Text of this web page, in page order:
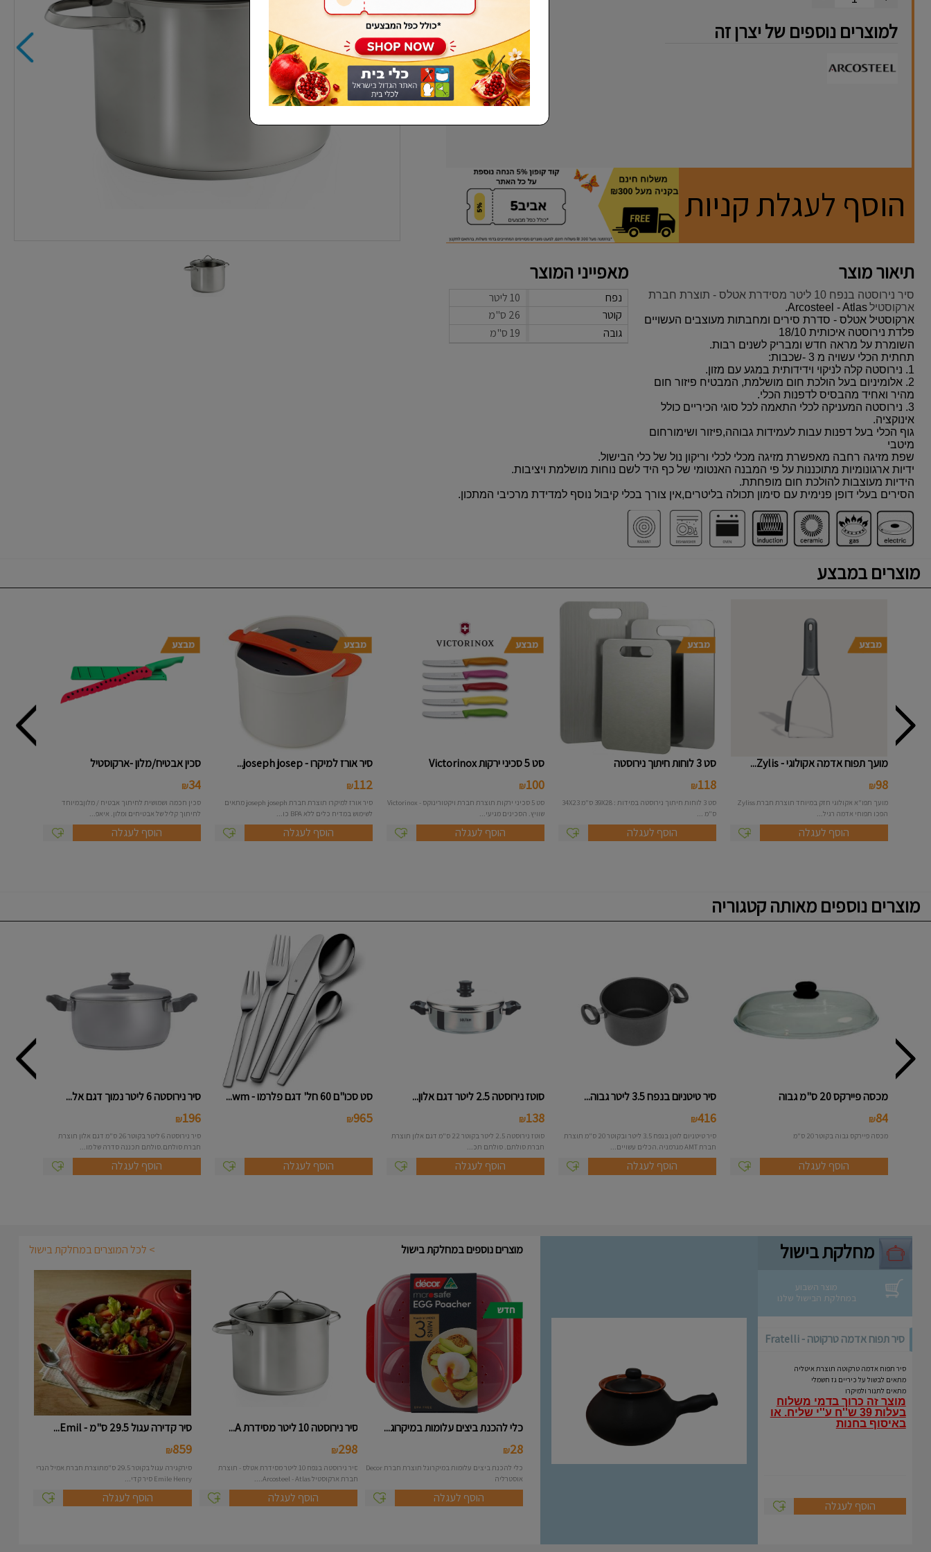
שכחתי סיסמא למוצרים נוספים של יצרן זה
הוסף לעגלת קניות
תיאור מוצר מאפייני המוצר
נפח
10 ליטר
קוטר
26 ס"מ
גובה
19 ס"מ
סיר נירוסטה בנפח 10 ליטר מסידרת אטלס - תוצרת חברת
ארקוסטילArcosteel - Atlas.
ארקוסטיל אטלס - סדרת סירים ומחבתות מעוצבים העשויים
פלדת נירוסטה איכותית 18/10
השומרת על מראה חדש ומבריק לשנים רבות.
תחתית הכלי עשויה מ 3 -שכבות:
1. נירוסטה קלה לניקוי וידידותית במגע עם מזון.
2. אלומיניום בעל הולכת חום מושלמת, המבטיח פיזור חום
מהיר ואחיד מהבסיס לדפנות הכלי.
3. נירוסטה המעניקה לכ
לי התאמה לכל סוגי הכיריים כולל
אינוקציה.
גוף הכלי בעל דפנות עבות לעמידות גבוהה,פיזור ושימורחום
מיטבי
שפת מזיגה רחבה מאפשרת מזיגה מכלי לכלי וריקון נול של כלי הבישול.
ידיות ארגונומיות מתוכננות על פי המבנה האנטומי של כף היד לשם נוחות מושלמת ויציבות.
הידיות מעוצבות להולכת חום מופחתת.
הסירים בעלי דופן פנימית עם סימון תכולה בליטרים,אין צורך בכלי קיבול נוסף למדידת מרכיבי המתכון.
מוצרים במבצע
מועך תפוח אדמה אקולוגי - Zylis...
98
₪
מועך תפו"א אקולוגי חזק במיוחד תוצרת חברת Zyliss
הפכו תפוחי אדמה רגיל...
הוסף לעגלה
סט 3 לוחות חיתוך נירוסטה
118
₪
סט 3 לוחות חיתוך נירוסטה במידות : 39X28 ס"מ 34X23
ס"מ ...
הוסף לעגלה
סט 5 סכיני ירקות Victorinox
100
₪
סט 5 סכיני ירקות תוצרת חברת ויקטורינוקס - Victorinox
שוויץ. הסכינים מגיעי...
הוסף לעגלה
סיר אורז למיקרו - joseph josep...
112
₪
סיר אורז למיקרו תוצרת חברת joseph joseph מתאים
לשימוש במדיח כלים ללא BPA כו...
הוסף לעגלה
סכין אבטיח/מלון -ארקוסטיל
34
₪
סכין חכמה ושמושית לחיתוך אבטיח / מלוןבמיוחד
לחיתוך קליל של אבטיחים ומלון. איאפ...
הוסף לעגלה
מוצרים נוספים מאותה קטגוריה
מכסה פיירקס 20 ס"מ גבוה
84
₪
מכסה פיירקס גבוה בקוטר 20 ס"מ
הוסף לעגלה
סיר טיטניום בנפח 3.5 ליטר גבוה...
416
₪
סיר טיטניום לוטן בנפח 3.5 ליטר ובקוטר 20 ס"מ תוצרת
חברת AMT מגרמניה.הכלים עשויים...
הוסף לעגלה
סוטז נירוסטה 2.5 ליטר דגם אלון...
138
₪
סוטז נירוסטה 2.5 ליטר בקוטר 22 ס"מ דגם אלון תוצרת
חברת סולתם. סולתם תכ...
הוסף לעגלה
סט סכו"ם 60 חל' דגם פלרמו - wm...
965
₪
הוסף לעגלה
סיר נירוסטה 6 ליטר נמוך דגם אל...
196
₪
סיר נירוסטה 6 ליטר בקוטר 26 ס"מ דגם אלון תוצרת
חברת סולתם.סולתם תכננה סדרה של מו...
הוסף לעגלה
מחלקת בישול
מוצר השבוע
במחלקת הבישול שלנו
סיר תפוח אדמה טרקוטה - Fratelli
סיר תפוח אדמה טרקוטה תוצרת איטליה
מתאים לבשול על כיריים גז חשמלי
מתאים לתנור ולמיקרו
מוצר זה כרוך בדמי משלוח
בעלות 39 ש''ח ע''י שליח.
או
באיסוף בחנות
הוסף לעגלה
מוצרים נוספים במחלקת בישול > לכל המוצרים במחלקת בישול
כלי להכנת ביצים עלומות במיקרוג...
28
₪
כלי להכנת ביצים עלומות במיקרוגל תוצרת חברת Decor
אוסטרליה
הוסף לעגלה
סיר נירוסטה 10 ליטר מסידרת A...
298
₪
סיר נירוסטה בנפח 10 ליטר מסידרת אטלס - תוצרת
חברת ארקוסטיל Arcosteel - Atlas....
הוסף לעגלה
סיר קדירה עגול 29.5 ס"מ - Emil...
859
₪
סירקגירה עגול בקוטר 29.5 ס"מתוצרת חברת אמיל הנרי
Emile Henry סיר קדי...
הוסף לעגלה